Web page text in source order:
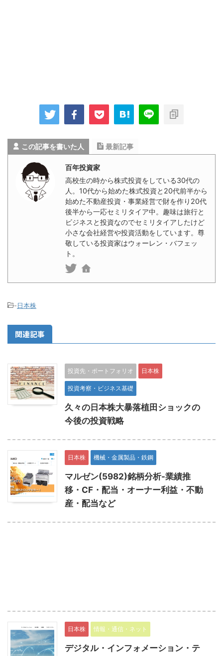
この記事を書いた人 最新記事
百年投資家
高校生の時から株式投資をしている30代の
人。10代から始めた株式投資と20代前半から
始めた不動産投資・事業経営で財を作り20代
後半から一応セミリタイア中。趣味は旅行と
ビジネスと投資なのでセミリタイアしたけど
小さな会社経営や投資活動をしています。尊
敬している投資家はウォーレン・バフェッ
ト。
-日本株
関連記事
投資先・ポートフォリオ 日本株
投資考察・ビジネス基礎
久々の日本株大暴落植田ショックの
今後の投資戦略
日本株 機械・金属製品・鉄鋼
マルゼン(5982)銘柄分析-業績推
移・CF・配当・オーナー利益・不動
産・配当など
日本株 情報・通信・ネット
デジタル・インフォメーション・テ